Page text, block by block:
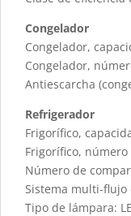
Congelador
Congelador,
Congelador,
Antiescarcha
Refrigerador
Frigorífico,
Frigorífico,
Número de
Sistema multi-flujo
Tipo de lámpara: